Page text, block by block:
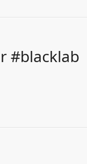
#blacklab